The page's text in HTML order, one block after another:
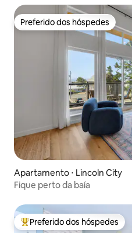
Preferido dos hóspedes
Preferido dos hóspedes
Apartamento ⋅ Lincoln City
Fique perto da baía
Entre os melhores preferidos
Preferido dos hóspedes